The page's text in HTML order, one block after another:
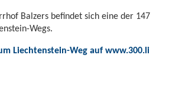
Balzers befindet sich eine der 147
Wegs.
Liechtenstein-Weg auf www.300.li